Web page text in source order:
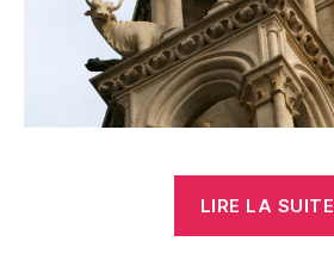
LIRE LA SUITE